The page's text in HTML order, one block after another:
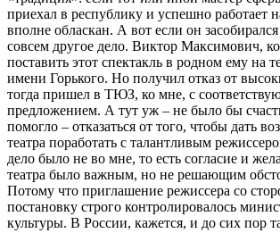
приехал в республику и успешно работает
вполне обласкан. А вот если он засобирался
совсем другое дело. Виктор Максимович,
поставить этот спектакль в родном ему на
имени Горького. Но получил отказ от
тогда пришел в ТЮЗ, ко мне, с
предложением. А тут уж – не было бы
помогло – отказаться от того, чтобы дать
театра поработать с талантливым
дело было не во мне, то есть согласие и
театра было важным, но не решающим
Потому что приглашение режиссера со
постановку строго контролировалось
культуры. В России, кажется, и до сих пор